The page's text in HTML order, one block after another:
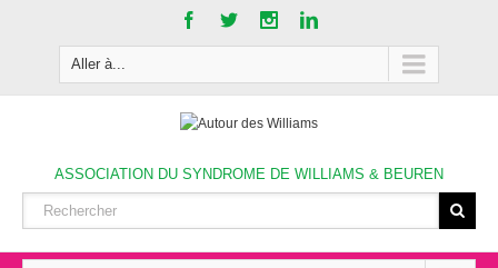
Aller à...
ASSOCIATION DU SYNDROME DE WILLIAMS & BEUREN